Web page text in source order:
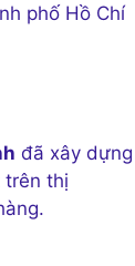
phố Hồ Chí
đã xây dựng
trên thị